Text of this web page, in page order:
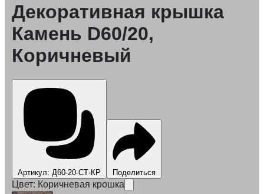
Декоративная крышка
Камень D60/20,
Коричневый
Артикул: Д60-20-СТ-КР Поделиться
Цвет: Коричневая крошка